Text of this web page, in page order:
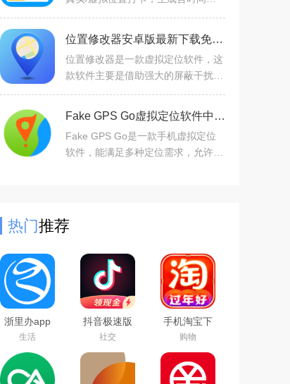
图片编辑、位置标记与分享。亮点有
AI漫画脸、像素级抠图，无
位置修改器安卓版最新下载免费v1.5.0安卓版
位置修改器是一款虚拟定位软件，这
款软件主要是借助强大的屏蔽干扰算
更改手机中APP的定位，实现虚拟定
位，方便用户快速完成打卡
Fake GPS Go虚拟定位软件中文版免费下载安装2025最新版v6.5安卓版
Fake GPS Go是一款手机虚拟定位
软件，能满足多种定位需求，允许用
热门推荐
浙里办app
官方下载
2026手机版
生活
抖音极速版
免费下载
2026最新版
社交
手机淘宝下
载2026app
最新版
购物